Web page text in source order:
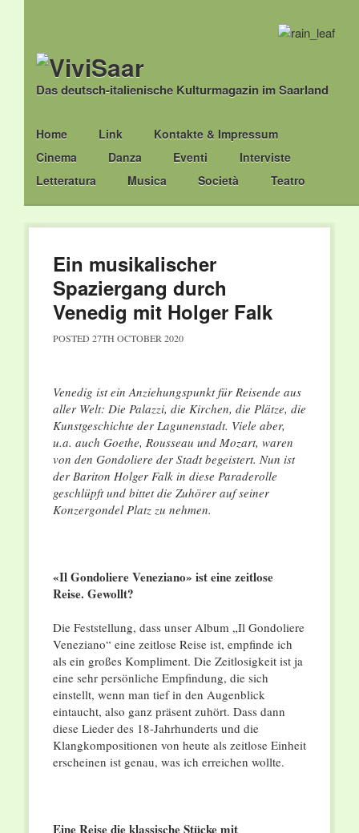
Das deutsch-italienische Kulturmagazin im Saarland
Main menu
Skip
to
content
Home Link
Kontakte & Impressum
Cinema
Danza Eventi
Interviste
Letteratura
Musica Società Teatro
Ein musikalischer
Spaziergang durch
Venedig mit Holger Falk
POSTED 27TH OCTOBER 2020
Venedig ist ein Anziehungspunkt für Reisende aus
aller Welt: Die Palazzi, die Kirchen, die Plätze, die
Kunstgeschichte der Lagunenstadt. Viele aber,
u.a. auch Goethe, Rousseau und Mozart, waren
von den Gondoliere der Stadt begeistert. Nun ist
der Bariton Holger Falk in diese Paraderolle
geschlüpft und bittet die Zuhörer auf seiner
Konzergondel Platz zu nehmen.
«Il Gondoliere Veneziano» ist eine zeitlose
Reise. Gewollt?
Die Feststellung, dass unser Album „Il Gondoliere
Veneziano“ eine zeitlose Reise ist, empfinde ich
als ein großes Kompliment. Die Zeitlosigkeit ist ja
eine sehr persönliche Empfindung, die sich
einstellt, wenn man tief in den Augenblick
eintaucht, also ganz präsent zuhört. Dass dann
diese Lieder des 18-Jahrhunderts und die
Klangkompositionen von heute als zeitlose Einheit
erscheinen ist genau, was ich erreichen wollte.
Eine Reise die klassische Stücke mit